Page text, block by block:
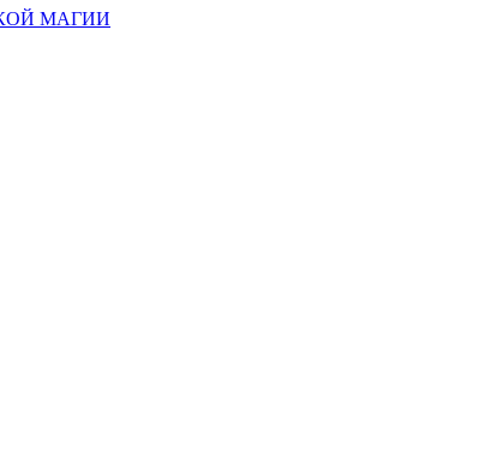
МАГИИ